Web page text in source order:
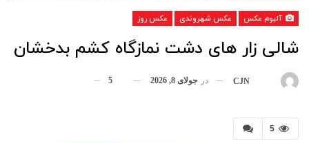
آلبوم عکس عکس شهروندی عکس روز
شالی زار های دشت نمازگاه کشم بدخشان
CJN در جولای 8, 2026 5
5